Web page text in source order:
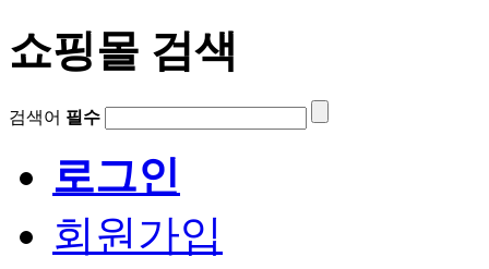
쇼핑몰 검색
검색어 필수
로그인
회원가입